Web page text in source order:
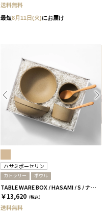
送料無料
最短8月11日(火)にお届け
ハサミポーセリン
カトラリー ボウル
TABLE WARE BOX / HASAMI / S / ナチュラル［ハサミポーセリン］
￥13,620 （税込）
送料無料